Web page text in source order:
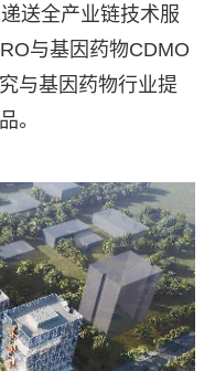
送全产业链技术服
与基因药物CDMO
与基因药物行业提
。